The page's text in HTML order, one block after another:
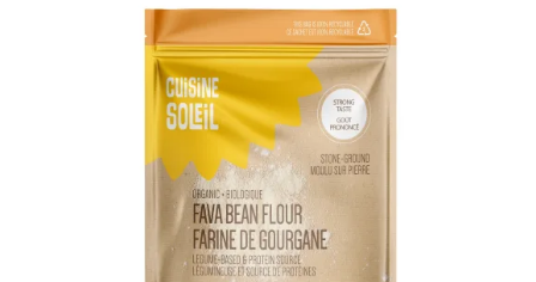
AJOUTER AU PANIER /